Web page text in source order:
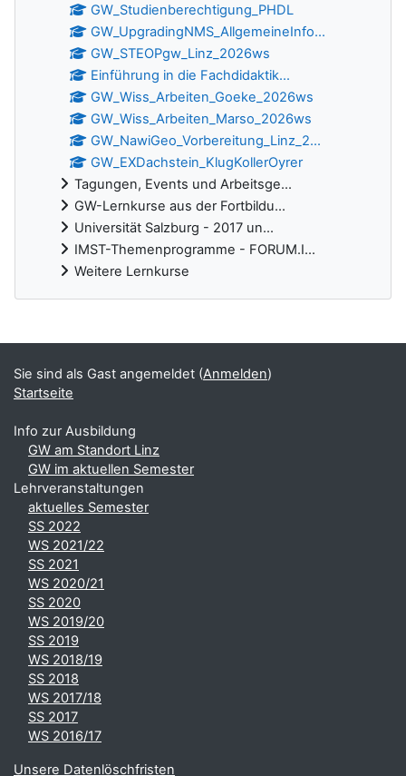
GW_Studienberechtigung_PHDL
GW_UpgradingNMS_AllgemeineInfo...
GW_STEOPgw_Linz_2026ws
Einführung in die Fachdidaktik...
GW_Wiss_Arbeiten_Goeke_2026ws
GW_Wiss_Arbeiten_Marso_2026ws
GW_NawiGeo_Vorbereitung_Linz_2...
GW_EXDachstein_KlugKollerOyrer
Tagungen, Events und Arbeitsge...
GW-Lernkurse aus der Fortbildu...
Universität Salzburg - 2017 un...
IMST-Themenprogramme - FORUM.I...
Weitere Lernkurse
Ergänzungsblöcke
Sie sind als Gast angemeldet (Anmelden)
Startseite
Info zur Ausbildung
GW am Standort Linz
GW im aktuellen Semester
Lehrveranstaltungen
aktuelles Semester
SS 2022
WS 2021/22
SS 2021
WS 2020/21
SS 2020
WS 2019/20
SS 2019
WS 2018/19
SS 2018
WS 2017/18
SS 2017
WS 2016/17
Unsere Datenlöschfristen